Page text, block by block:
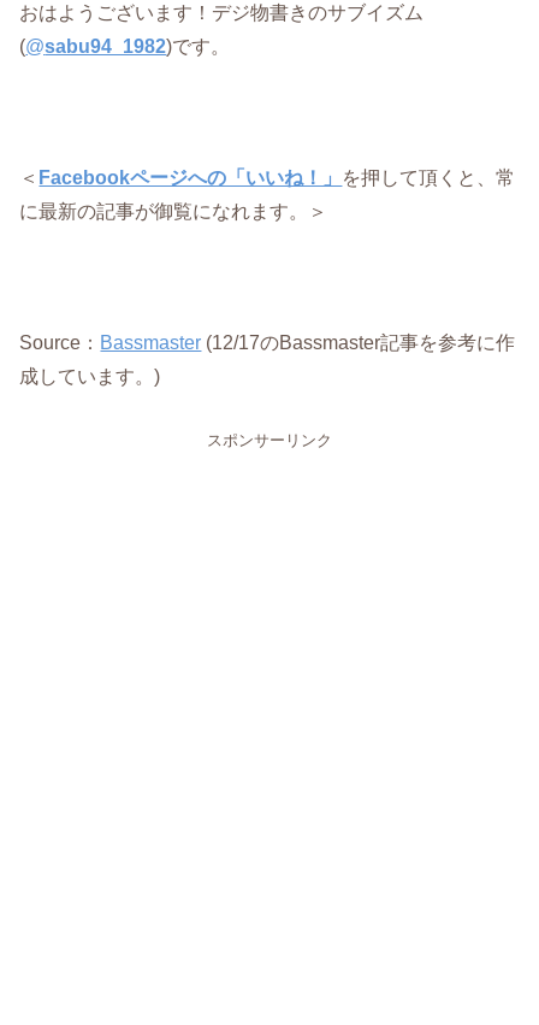
おはようございます！デジ物書きのサブイズム
(@sabu94_1982)です。
＜ Facebookページへの「いいね！」 を押して頂くと、常
に最新の記事が御覧になれます。＞
Source： Bassmaster (12/17のBassmaster記事を参考に作
成しています。)
スポンサーリンク